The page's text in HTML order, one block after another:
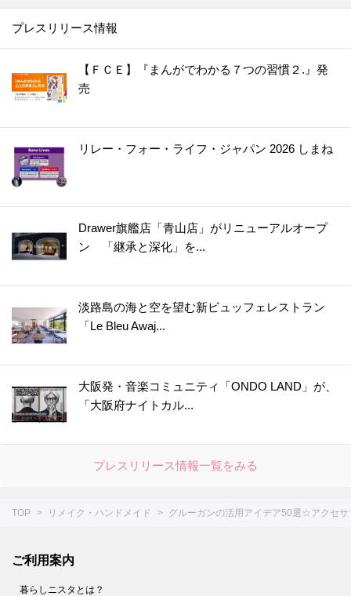
プレスリリース情報
【ＦＣＥ】『まんがでわかる７つの習慣２.』発
売
リレー・フォー・ライフ・ジャパン 2026 しまね
Drawer旗艦店「青山店」がリニューアルオープ
ン 「継承と深化」を...
淡路島の海と空を望む新ビュッフェレストラン
「Le Bleu Awaj...
大阪発・音楽コミュニティ「ONDO LAND」が、
「大阪府ナイトカル...
プレスリリース情報一覧をみる
TOP リメイク・ハンドメイド グルーガンの活用アイデア50選☆アクセ
ご利用案内
暮らしニスタとは？